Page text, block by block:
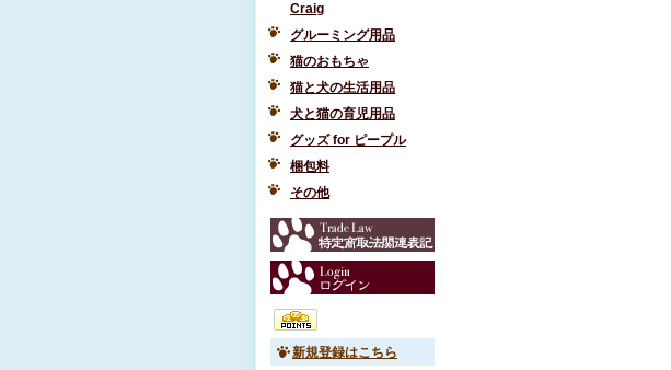
Craig
グルーミング用品
猫のおもちゃ
猫と犬の生活用品
犬と猫の育児用品
グッズ for ピープル
梱包料
その他
新規登録はこちら